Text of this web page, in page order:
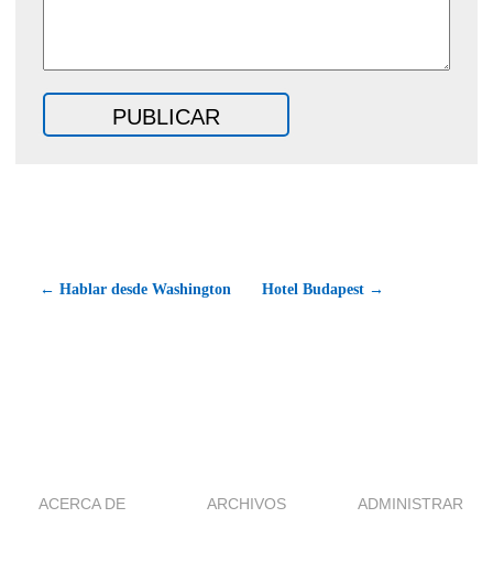
← Hablar desde Washington Hotel Budapest →
ACERCA DE ARCHIVOS ADMINISTRAR